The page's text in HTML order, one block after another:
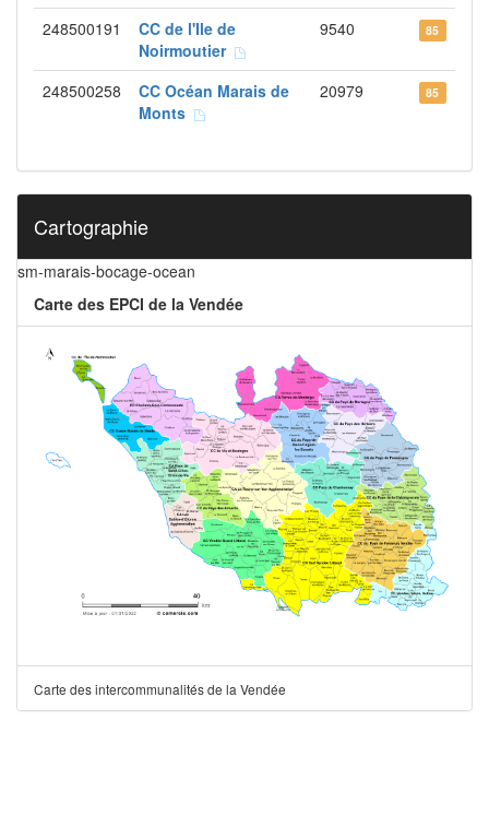
248500191
CC de l'Ile de
Noirmoutier
9540 85
248500258
CC Océan Marais de
Monts
20979 85
Cartographie
sm-marais-bocage-ocean
Carte des EPCI de la Vendée
Carte des intercommunalités de la Vendée